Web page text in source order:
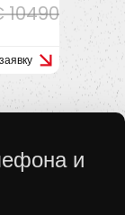
10490
и